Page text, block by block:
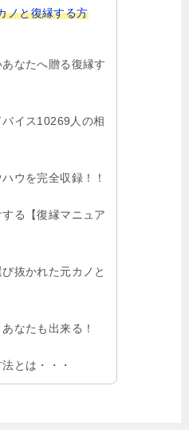
ノと復縁する方
なたへ贈る復縁す
イス10269人の相
ウを完全収録！！
る【復縁マニュア
抜かれた元カノと
なたも出来る！
とは・・・